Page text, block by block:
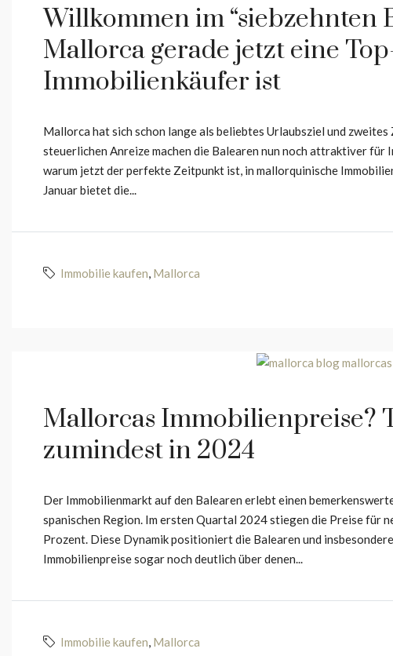
Willkommen im “siebzehnten
Mallorca gerade jetzt eine
Immobilienkäufer ist
Mallorca hat sich schon lange als beliebtes Urlaubsziel und
steuerlichen Anreize machen die Balearen nun noch attraktiver
warum jetzt der perfekte Zeitpunkt ist, in mallorquinische
Januar bietet die...
Immobilie kaufen, Mallorca
Mallorcas Immobilienpreise?
zumindest in 2024
Der Immobilienmarkt auf den Balearen erlebt einen
spanischen Region. Im ersten Quartal 2024 stiegen die Preise für
Prozent. Diese Dynamik positioniert die Balearen und
Immobilienpreise sogar noch deutlich über denen...
Immobilie kaufen, Mallorca